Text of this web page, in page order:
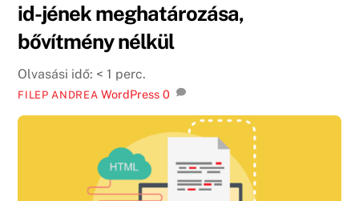
id-jének meghatározása,
bővítmény nélkül
Olvasási idő: < 1 perc.
FILEP ANDREA WordPress 0